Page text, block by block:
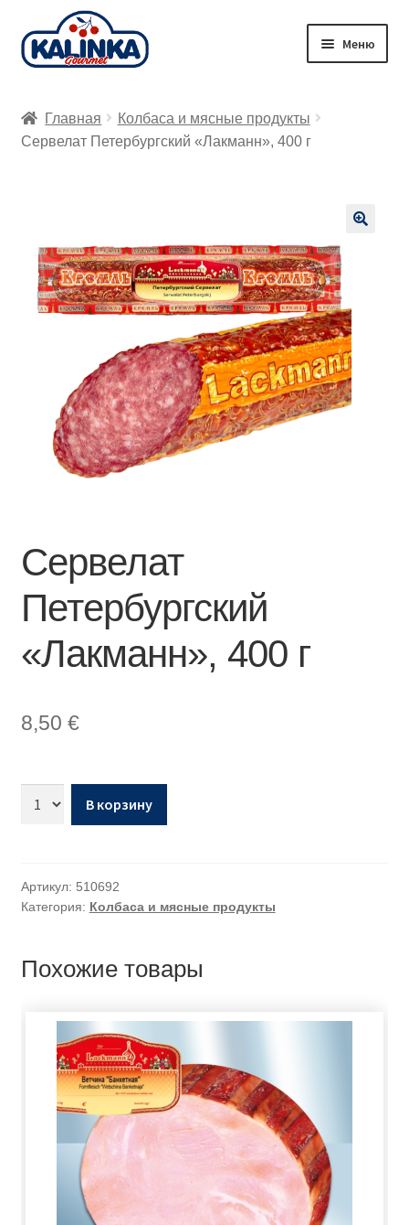
Перейти
к
Перейти
к
Меню
Заказ онлайн
Корзина
Главная
Колбаса и мясные продукты
Сервелат Петербургский «Лакманн», 400 г
Сервелат
Петербургский
«Лакманн», 400 г
8,50 €
В корзину
Артикул: 510692
Категория: Колбаса и мясные продукты
Похожие товары